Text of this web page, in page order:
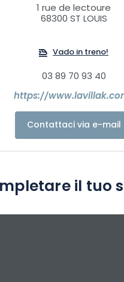
1 rue de lectoure
68300 ST LOUIS
Vado in treno!
03 89 70 93 40
https://
Contattaci via e-mail
il tuo